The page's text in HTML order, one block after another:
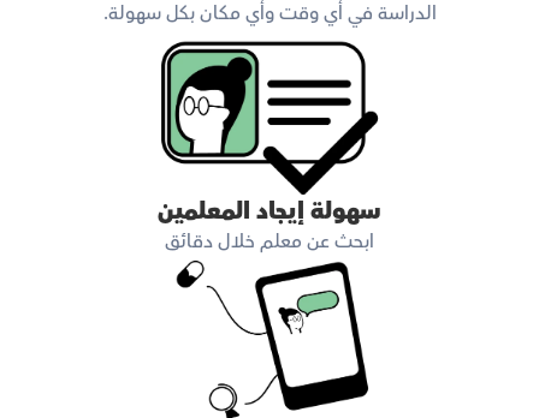
الدراسة في أي وقت وأي مكان بكل سهولة.
سهولة إيجاد المعلمين
ابحث عن معلم خلال دقائق